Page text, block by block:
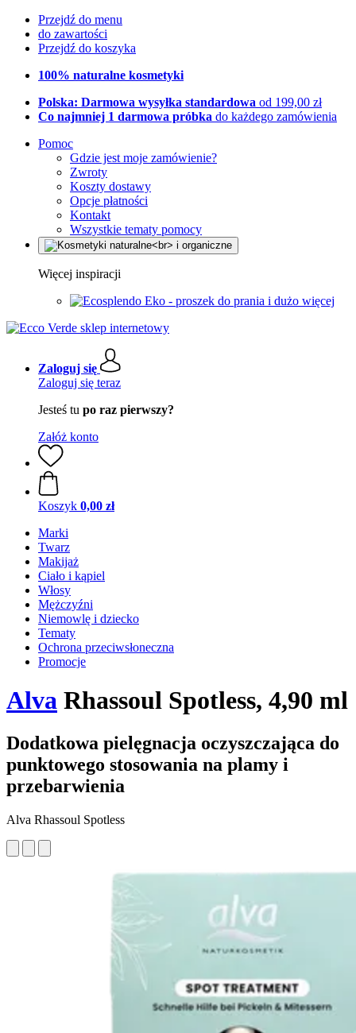
Przejdź do menu
do zawartości
Przejdź do koszyka
100% naturalne kosmetyki
Polska: Darmowa wysyłka standardowa od 199,00 zł
Co najmniej 1 darmowa próbka do każdego zamówienia
Pomoc
Gdzie jest moje zamówienie?
Zwroty
Koszty dostawy
Opcje płatności
Kontakt
Wszystkie tematy pomocy
Więcej inspiracji
Eko - proszek do prania i dużo więcej
Zaloguj się
Zaloguj się teraz
Jesteś tu po raz pierwszy?
Załóż konto
Koszyk 0,00 zł
Marki
Twarz
Makijaż
Ciało i kąpiel
Włosy
Mężczyźni
Niemowlę i dziecko
Tematy
Ochrona przeciwsłoneczna
Promocje
Alva Rhassoul Spotless, 4,90 ml
Dodatkowa pielęgnacja oczyszczająca do
punktowego stosowania na plamy i
przebarwienia
Alva Rhassoul Spotless